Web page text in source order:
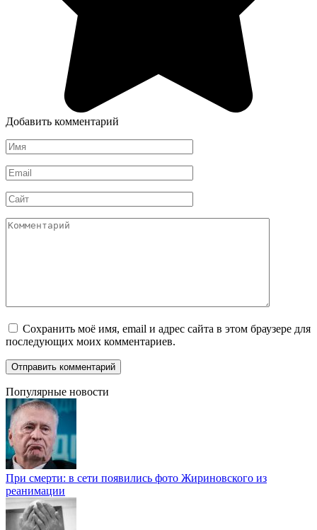
Добавить комментарий
Имя
*
Email
*
Сайт
Комментарий
Сохранить моё имя, email и адрес сайта в этом браузере для
последующих моих комментариев.
Популярные новости
При смерти: в сети появились фото Жириновского из
реанимации